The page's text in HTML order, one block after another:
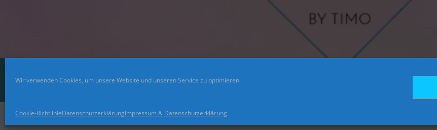
Wir verwenden Cookies, um unsere Website und unseren Service zu optimieren.
Cookie-RichtlinieDatenschutzerklärungImpressum & Datenschutzerklärung
FACEBOOK
© 2021 Rainbookworld. All Rights Reserved. Design by Blogger Beratung